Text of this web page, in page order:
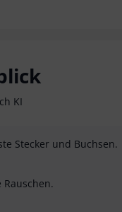
KI
Stecker und Buchsen.